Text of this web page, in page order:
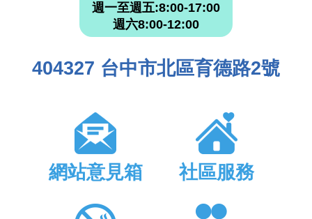
週一至週五:8:00-17:00
週六8:00-12:00
404327 台中市北區育德路2號
網站意見箱 社區服務